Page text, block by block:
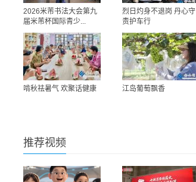
2026米芾书法大会第九
届米芾杯国际青少...
烈日灼身不退岗 丹心守
责护车行
啃秋祛暑气 欢聚话健康 江岛葡萄飘香
推荐视频